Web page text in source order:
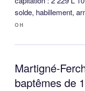
solde, habillement,
OH
Martigné-
baptêmes de